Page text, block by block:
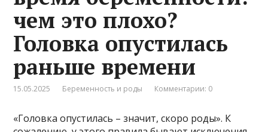
чем это плохо?
Головка опустилась
раньше времени
15.05.2025 Беременность и роды Комментарии: 0
«Головка опустилась – значит, скоро роды». К